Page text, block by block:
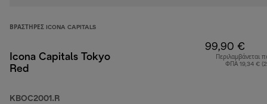
ΒΡΑΣΤΉΡΕΣ ICONA CAPITALS
Icona Capitals Tokyo
Red
KBOC2001.R
99,90 €
Περιλαμβάνεται
ΦΠΑ 19,34 €